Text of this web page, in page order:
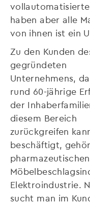
haben aber alle
von ihnen ist ein
Zu den Kunden
gegründeten
Unternehmens,
rund 60-jährige
der
diesem Bereich
zurückgreifen
beschäftigt,
Elektroindustrie.
sucht man im